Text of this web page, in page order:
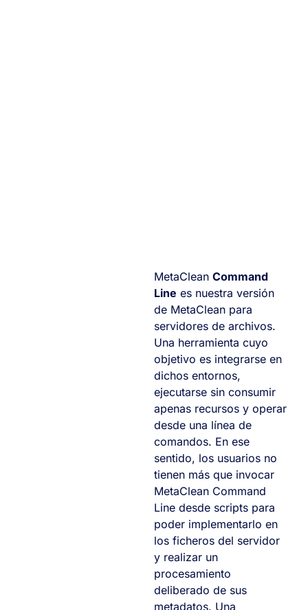
MetaClean Command
Line es nuestra versión
de MetaClean para
servidores de archivos.
Una herramienta cuyo
objetivo es integrarse en
dichos entornos,
ejecutarse sin consumir
apenas recursos y operar
desde una línea de
comandos. En ese
sentido, los usuarios no
tienen más que invocar
MetaClean Command
Line desde scripts para
poder implementarlo en
los ficheros del servidor
y realizar un
procesamiento
deliberado de sus
metadatos. Una